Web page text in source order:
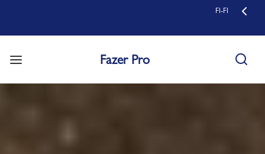
FI-FI
Fazer Pro